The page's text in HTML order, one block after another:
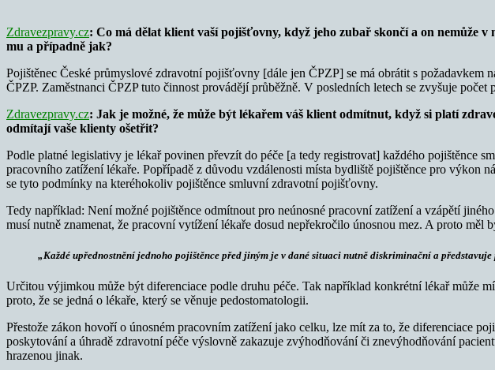
Zdravezpravy.cz: Co má dělat klient vaší pojišťovny, když jeho zubař skončí a on nemůže
mu a případně jak?
Pojištěnec České průmyslové zdravotní pojišťovny [dále jen ČPZP] se má obrátit s
ČPZP. Zaměstnanci ČPZP tuto činnost provádějí průběžně. V posledních letech se zvyšuje
Zdravezpravy.cz: Jak je možné, že může být lékařem váš klient odmítnut, když si platí
odmítají vaše klienty ošetřit?
Podle platné legislativy je lékař povinen převzít do péče [a tedy registrovat] každého pojištěnce
pracovního zatížení lékaře. Popřípadě z důvodu vzdálenosti místa bydliště pojištěnce pro
se tyto podmínky na kteréhokoliv pojištěnce smluvní zdravotní pojišťovny.
Tedy například: Není možné pojištěnce odmítnout pro neúnosné pracovní zatížení a vzápětí
musí nutně znamenat, že pracovní vytížení lékaře dosud nepřekročilo únosnou mez. A proto měl
„ Každé upřednostnění jednoho pojištěnce před jiným je v dané situaci nutně diskriminační a
Určitou výjimkou může být diferenciace podle druhu péče. Tak například konkrétní lékař může
proto, že se jedná o lékaře, který se věnuje pedostomatologii.
Přestože zákon hovoří o únosném pracovním zatížení jako celku, lze mít za to, že diferenciace
poskytování a úhradě zdravotní péče výslovně zakazuje zvýhodňování či znevýhodňování
hrazenou jinak.